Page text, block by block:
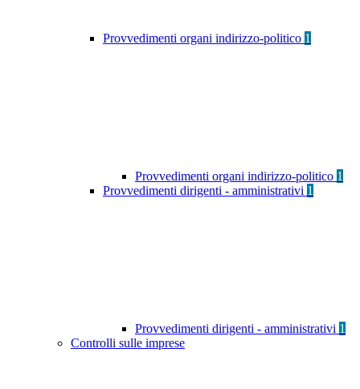
Provvedimenti organi indirizzo-politico 1
Provvedimenti organi indirizzo-politico 1
Provvedimenti dirigenti - amministrativi 1
Provvedimenti dirigenti - amministrativi 1
Controlli sulle imprese